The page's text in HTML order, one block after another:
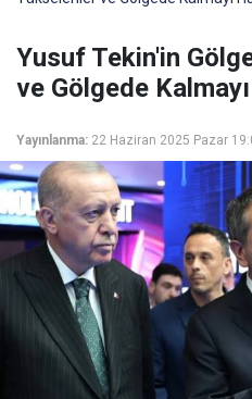
Yusuf Tekin'in
ve Gölgede
Yayınlanma: 22 Haziran 2025 Pazar